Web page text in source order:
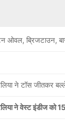
ओवल, ब्रिजटाउन,
ने टॉस जीतकर
ने वेस्ट इंडीज को